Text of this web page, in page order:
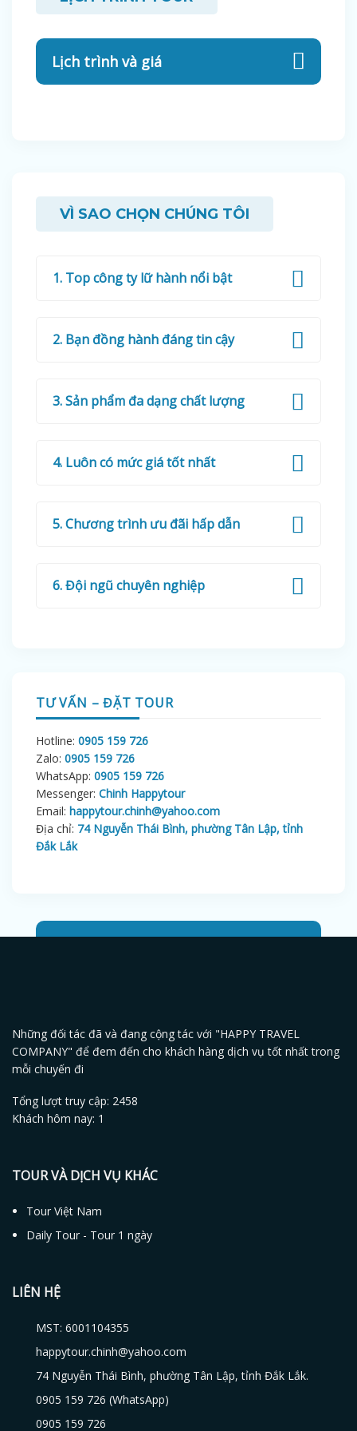
Lịch trình và giá
VÌ SAO CHỌN CHÚNG TÔI
1. Top công ty lữ hành nổi bật
2. Bạn đồng hành đáng tin cậy
3. Sản phẩm đa dạng chất lượng
4. Luôn có mức giá tốt nhất
5. Chương trình ưu đãi hấp dẫn
6. Đội ngũ chuyên nghiệp
TƯ VẤN – ĐẶT TOUR
Hotline: 0905 159 726
Zalo: 0905 159 726
WhatsApp: 0905 159 726
Messenger: Chinh Happytour
Email: happytour.chinh@yahoo.com
Địa chỉ: 74 Nguyễn Thái Bình, phường Tân Lập, tỉnh
Đắk Lắk
Những đối tác đã và đang cộng tác với "HAPPY TRAVEL
COMPANY" để đem đến cho khách hàng dịch vụ tốt nhất trong
mỗi chuyến đi
Tổng lượt truy cập: 2458
Khách hôm nay: 1
TOUR VÀ DỊCH VỤ KHÁC
Tour Việt Nam
Daily Tour - Tour 1 ngày
LIÊN HỆ
MST: 6001104355
happytour.chinh@yahoo.com
74 Nguyễn Thái Bình, phường Tân Lập, tỉnh Đắk Lắk.
0905 159 726 (WhatsApp)
0905 159 726